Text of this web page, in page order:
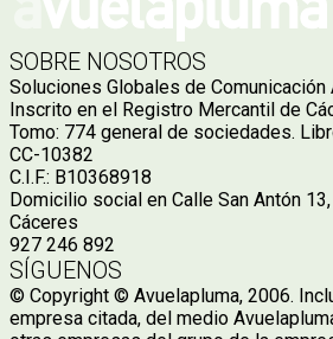
SOBRE NOSOTROS
Soluciones Globales de Comunicación
Inscrito en el Registro Mercantil de
Tomo: 774 general de sociedades.
CC-10382
C.I.F.: B10368918
Domicilio social en Calle San Antón
Cáceres
927 246 892
SÍGUENOS
© Copyright © Avuelapluma, 2006.
empresa citada, del medio